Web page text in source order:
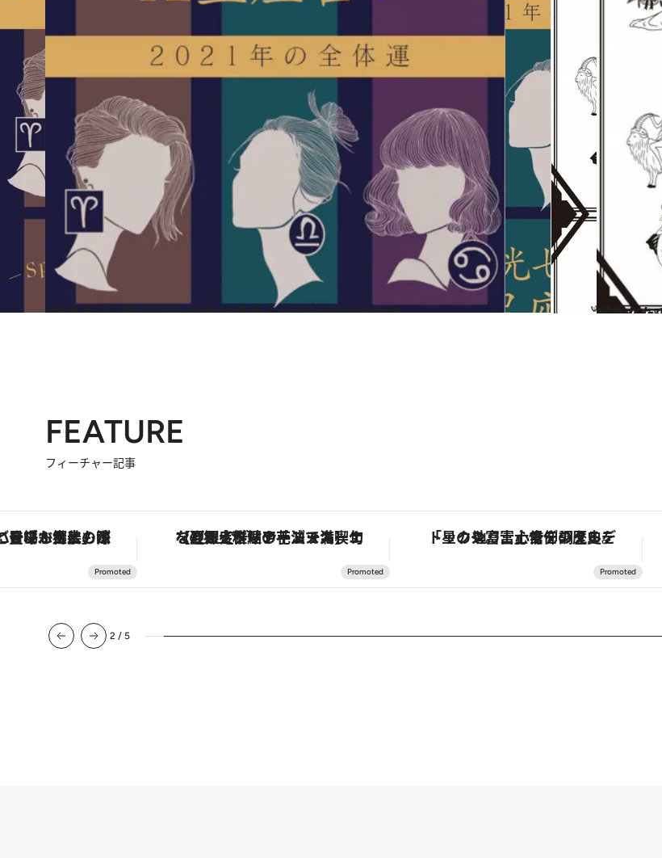
2020.12.15
“視える占い師”流光七奈の12星座占い 2021年の全体運
占い 2024.6.15
【あなたの恋愛運は？】JINMUのアムール占星術 愛とエロスのジンムリズム
占い
FEATURE
フィーチャー記事
ース】旬を迎える稚鮎や花ズッキーニなどをイタリア・トスカーナの郷土料理の手法で満喫！ 「星のや富士」でデジタルデトックス。冨士信仰の歴史を辿り、心身を調える。 ヴァシュロン・コンスタンタン「オーヴァーシーズ・オートマティック」。旅愛好家のお気に入りコレクションから、ジェンダーレスな新作が登場
3 / 5